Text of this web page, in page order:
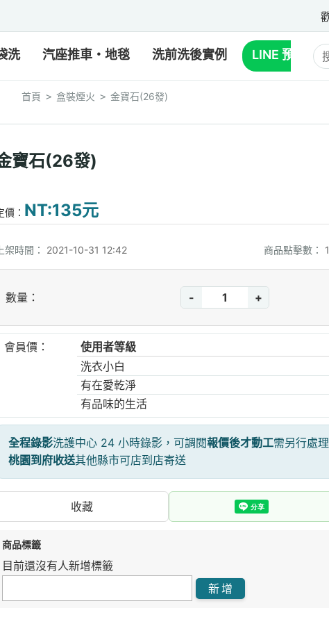
洗 汽座推車・地毯 洗前洗後實例 LINE 預約收
首頁 > 盒裝煙火 > 金寶石(26發)
寶石(26發)
價： NT:135元
上架時間： 2021-10-31 12:42 商品點擊數：
數量： - +
會員價： 使用者等級
洗衣小白
有在愛乾淨
有品味的生活
全程錄影洗護中心 24 小時錄影，可調閱報價後才動工需另行處
桃園到府收送其他縣市可店到店寄送
收藏
商品標籤
目前還沒有人新增標籤